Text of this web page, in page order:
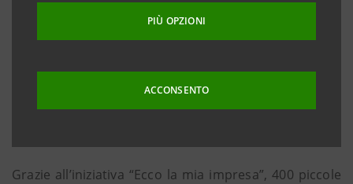
PIÙ OPZIONI
ACCONSENTO
Grazie all’iniziativa “Ecco la mia impresa”, 400 piccole